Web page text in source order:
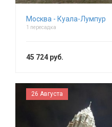
Москва - Куала-Лумпур
1 пересадка
45 724 руб.
26 Августа